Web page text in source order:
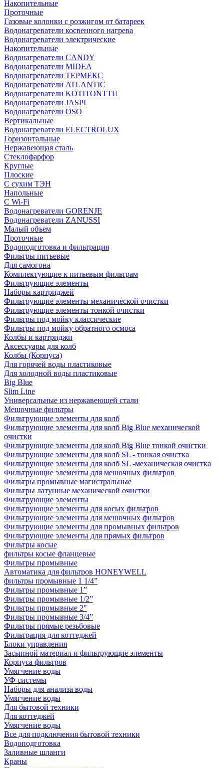
Накопительные
Проточные
Газовые колонки с розжигом от батареек
Водонагреватели косвенного нагрева
Водонагреватели электрические
Накопительные
Водонагреватели CANDY
Водонагреватели MIDEA
Водонагреватели ТЕРМЕКС
Водонагреватели ATLANTIC
Водонагреватели KOTITONTTU
Водонагреватели JASPI
Водонагреватели OSO
Вертикальные
Водонагреватели ELECTROLUX
Горизонтальные
Нержавеющая сталь
Стеклофарфор
Круглые
Плоские
С сухим ТЭН
Напольные
С Wi-Fi
Водонагреватели GORENJE
Водонагреватели ZANUSSI
Малый объем
Проточные
Водоподготовка и фильтрация
Фильтры питьевые
Для самогона
Комплектующие к питьевым фильтрам
Фильтрующие элементы
Наборы картриджей
Фильтрующие элементы механической очистки
Фильтрующие элементы тонкой очистки
Фильтры под мойку классические
Фильтры под мойку обратного осмоса
Колбы и картриджи
Аксессуары для колб
Колбы (Корпуса)
Для горячей воды пластиковые
Для холодной воды пластиковые
Big Blue
Slim Line
Универсальные из нержавеющей стали
Мешочные фильтры
Фильтрующие элементы для колб
Фильтрующие элементы для колб Big Blue механической
очистки
Фильтрующие элементы для колб Big Blue тонкой очистки
Фильтрующие элементы для колб SL - тонкая очистка
Фильтрующие элементы для колб SL -механическая очистка
Фильтрующие элементы для мешочных фильтров
Фильтры промывные магистральные
Фильтры латунные механической очистки
Фильтрующие элементы
Фильтрующие элементы для косых фильтров
Фильтрующие элементы для мешочных фильтров
Фильтрующие элементы для промывных фильтров
Фильтрующие элементы для прямых фильтров
Фильтры косые
фильтры косые фланцевые
Фильтры промывные
Автоматика для фильтров HONEYWELL
фильтры промывные 1 1/4”
Фильтры промывные 1”
Фильтры промывные 1/2”
Фильтры промывные 2"
Фильтры промывные 3/4”
Фильтры прямые резьбовые
Фильтрация для коттеджей
Блоки управления
Засыпной материал и фильтрующие элементы
Корпуса фильтров
Умягчение воды
УФ системы
Наборы для анализа воды
Умягчение воды
Для бытовой техники
Для коттеджей
Умягчение воды
Все для подключения бытовой техники
Водоподготовка
Заливные шланги
Краны